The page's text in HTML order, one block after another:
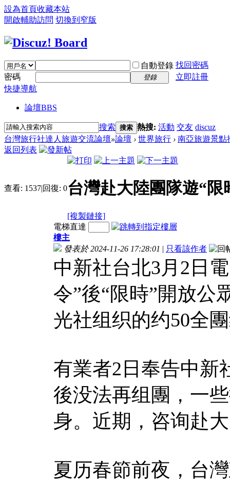
設為首頁收藏本站
開啟輔助訪問 切換到窄版
自動登錄 找回密碼
密碼
登錄
立即註冊
快捷導航
論壇BBS
搜索 搜索 熱搜: 活動 交友 discuz
台灣旅行社達人旅遊交流論壇»論壇 › 世界旅行 › 南亞旅遊景點
返回列表
查看: 1537|回復: 0台灣赴大陸團隊遊“
[複製鏈接]
電梯直達
樓主
發表於 2024-11-26 17:28:01 | 只看該作者
中新社台北3月2日
令”後“限時”開放公
光社组织的约50全
有業者2日奉告中新
後没法再组團，一
身。近期，咨询赴
夏历春節前夜，台